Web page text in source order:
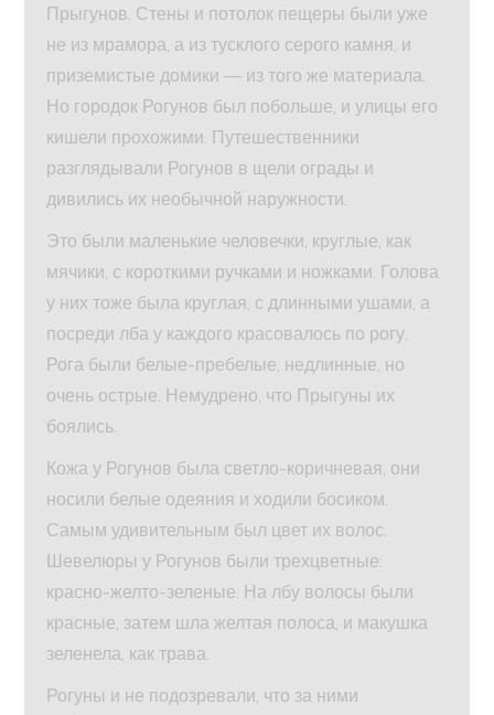
Прыгунов. Стены и потолок пещеры были уже
не из мрамора, а из тусклого серого камня, и
приземистые домики — из того же материала.
Но городок Рогунов был побольше, и улицы его
кишели прохожими. Путешественники
разглядывали Рогунов в щели ограды и
дивились их необычной наружности.
Это были маленькие человечки, круглые, как
мячики, с короткими ручками и ножками. Голова
у них тоже была круглая, с длинными ушами, а
посреди лба у каждого красовалось по рогу.
Рога были белые-пребелые, недлинные, но
очень острые. Немудрено, что Прыгуны их
боялись.
Кожа у Рогунов была светло-коричневая, они
носили белые одеяния и ходили босиком.
Самым удивительным был цвет их волос.
Шевелюры у Рогунов были трехцветные:
красно-желто-зеленые. На лбу волосы были
красные, затем шла желтая полоса, и макушка
зеленела, как трава.
Рогуны и не подозревали, что за ними